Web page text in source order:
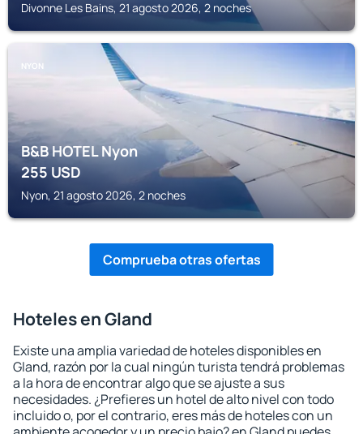
Divonne Les Bains, 21 agosto 2026, 2 noches
NYON
B&B HOTEL Nyon
255USD
Nyon, 21 agosto 2026, 2 noches
Comprueba otras ofertas
Hoteles en Gland
Existe una amplia variedad de hoteles disponibles en
Gland, razón por la cual ningún turista tendrá problemas
a la hora de encontrar algo que se ajuste a sus
necesidades. ¿Prefieres un hotel de alto nivel con todo
incluido o, por el contrario, eres más de hoteles con un